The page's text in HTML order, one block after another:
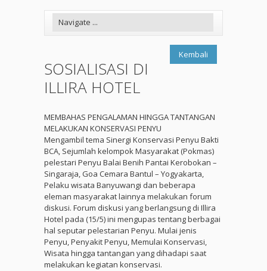
Kembali
SOSIALISASI DI
ILLIRA HOTEL
MEMBAHAS PENGALAMAN HINGGA TANTANGAN
MELAKUKAN KONSERVASI PENYU
Mengambil tema Sinergi Konservasi Penyu Bakti
BCA, Sejumlah kelompok Masyarakat (Pokmas)
pelestari Penyu Balai Benih Pantai Kerobokan –
Singaraja, Goa Cemara Bantul – Yogyakarta,
Pelaku wisata Banyuwangi dan beberapa
eleman masyarakat lainnya melakukan forum
diskusi. Forum diskusi yang berlangsung di Illira
Hotel pada (15/5) ini mengupas tentang berbagai
hal seputar pelestarian Penyu. Mulai jenis
Penyu, Penyakit Penyu, Memulai Konservasi,
Wisata hingga tantangan yang dihadapi saat
melakukan kegiatan konservasi.